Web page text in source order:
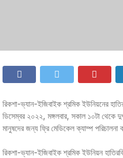
রিকশা-ভ্যান-ইজিবাইক শ্রমিক ইউনিয়নের
ডিসেম্বর ২০২২, মঙ্গলবার, সকাল ১০টা থেকে
মানুষদের জন্য ফ্রি মেডিকেল ক্যাম্প পরিচালনা
রিকশা-ভ্যান-ইজিবাইক শ্রমিক ইউনিয়ন